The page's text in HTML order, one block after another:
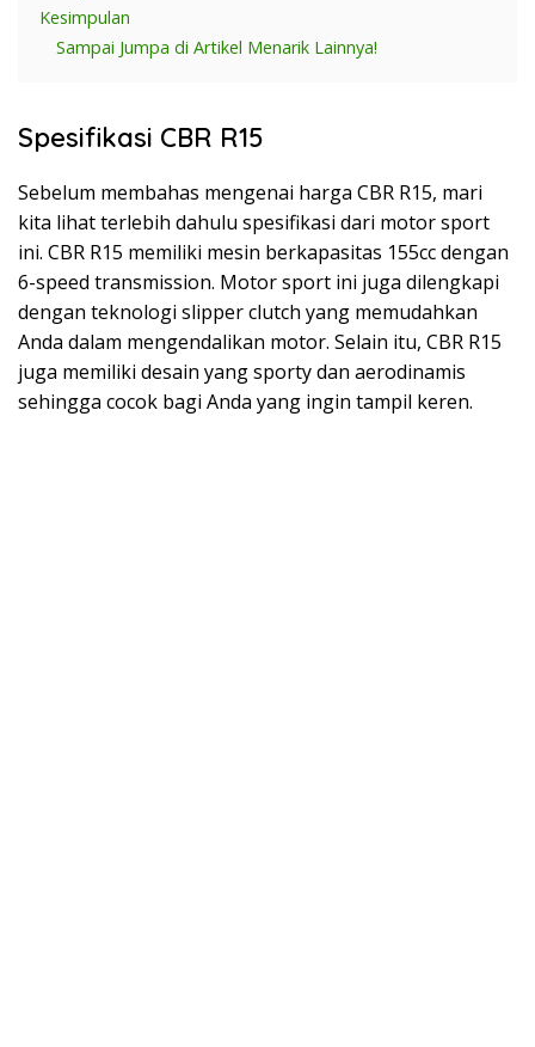
Kesimpulan
Sampai Jumpa di Artikel Menarik Lainnya!
Spesifikasi CBR R15
Sebelum membahas mengenai harga CBR R15, mari
kita lihat terlebih dahulu spesifikasi dari motor sport
ini. CBR R15 memiliki mesin berkapasitas 155cc dengan
6-speed transmission. Motor sport ini juga dilengkapi
dengan teknologi slipper clutch yang memudahkan
Anda dalam mengendalikan motor. Selain itu, CBR R15
juga memiliki desain yang sporty dan aerodinamis
sehingga cocok bagi Anda yang ingin tampil keren.